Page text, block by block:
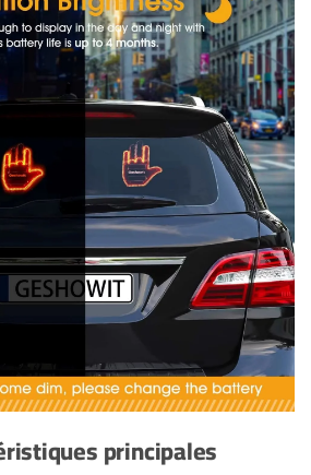
principales :